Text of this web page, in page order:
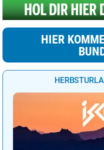
HIER